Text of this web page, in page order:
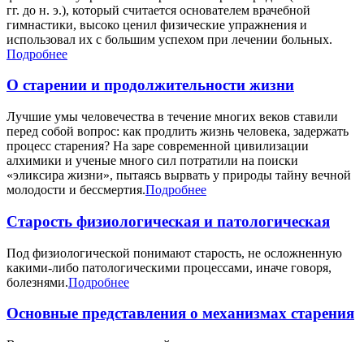
гг. до н. э.), который считается основателем врачебной
гимнастики, высоко ценил физические упражнения и
использовал их с большим успехом при лечении больных.
Подробнее
О старении и продолжительности жизни
Лучшие умы человечества в течение многих веков ставили
перед собой вопрос: как продлить жизнь человека, задержать
процесс старения? На заре современной цивилизации
алхимики и ученые много сил потратили на поиски
«эликсира жизни», пытаясь вырвать у природы тайну вечной
молодости и бессмертия.Подробнее
Старость физиологическая и патологическая
Под физиологической понимают старость, не осложненную
какими-либо патологическими процессами, иначе говоря,
болезнями.Подробнее
Основные представления о механизмах старения